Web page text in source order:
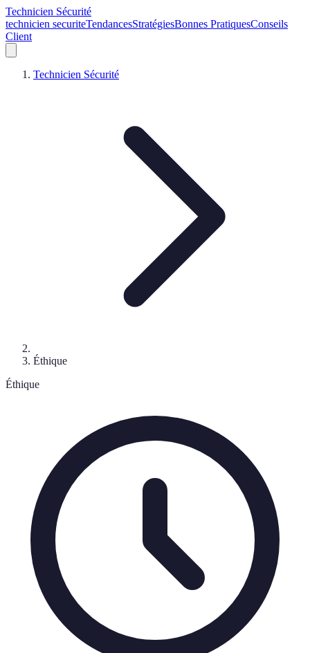
Technicien Sécurité
technicien securiteTendancesStratégiesBonnes PratiquesConseils
Client
Technicien Sécurité
Éthique
Éthique